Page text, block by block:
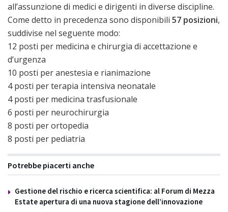
all’assunzione di medici e dirigenti in diverse discipline.
Come detto in precedenza sono disponibili 57 posizioni,
suddivise nel seguente modo:
12 posti per medicina e chirurgia di accettazione e
d’urgenza
10 posti per anestesia e rianimazione
4 posti per terapia intensiva neonatale
4 posti per medicina trasfusionale
6 posti per neurochirurgia
8 posti per ortopedia
8 posti per pediatria
Potrebbe piacerti anche
Gestione del rischio e ricerca scientifica: al Forum di Mezza
Estate apertura di una nuova stagione dell’innovazione